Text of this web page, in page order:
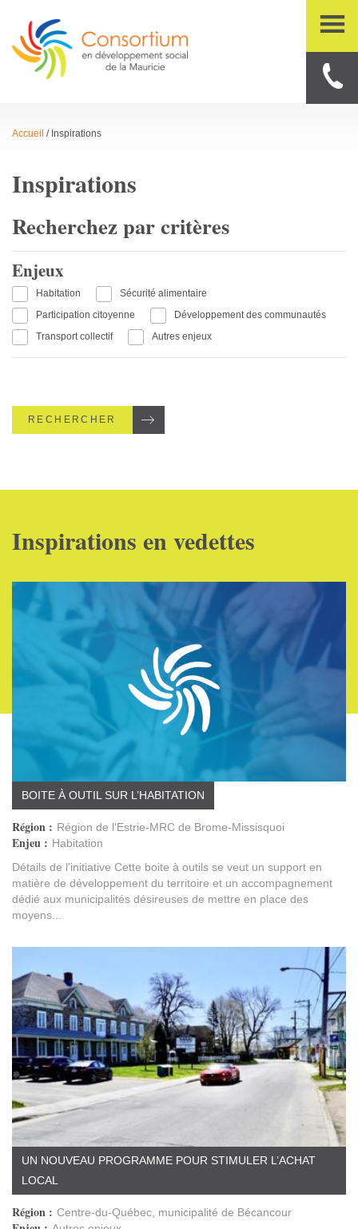
Accueil / Inspirations
Inspirations
Recherchez par critères
Enjeux
Habitation
Sécurité alimentaire
Participation citoyenne
Développement des communautés
Transport collectif
Autres enjeux
RECHERCHER
Inspirations en vedettes
BOITE À OUTIL SUR L’HABITATION
Région : Région de l'Estrie-MRC de Brome-Missisquoi
Enjeu : Habitation
Détails de l'initiative Cette boite à outils se veut un support en
matière de développement du territoire et un accompagnement
dédié aux municipalités désireuses de mettre en place des
moyens...
UN NOUVEAU PROGRAMME POUR STIMULER L’ACHAT
LOCAL
Région : Centre-du-Québec, municipalité de Bécancour